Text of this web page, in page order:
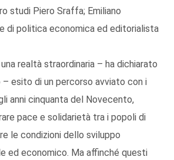
studi Piero Sraffa; Emiliano
di politica economica ed editorialista
una realtà straordinaria – ha dichiarato
– esito di un percorso avviato con i
anni cinquanta del Novecento,
pace e solidarietà tra i popoli di
le condizioni dello sviluppo
ed economico. Ma affinché questi